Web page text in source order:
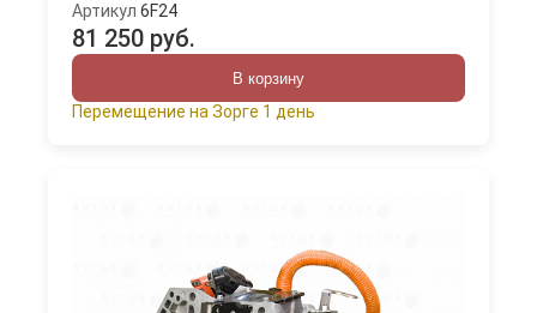
Артикул 6F24
81 250 руб.
В корзину
Перемещение на Зорге 1 день